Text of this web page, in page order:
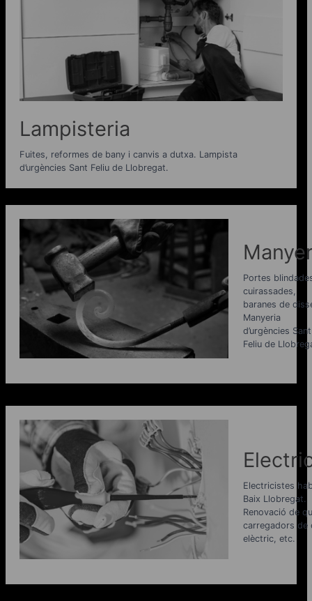
Lampisteria
Fuites, reformes de bany i canvis a dutxa. Lampista
d’urgències Sant Feliu de Llobregat.
Portes
cuirassades,
baranes de
Manyeria
d’urgències Sant
Feliu de
Electricistes
Baix Llobregat.
Renovació de
carregadors de
elèctric, etc.